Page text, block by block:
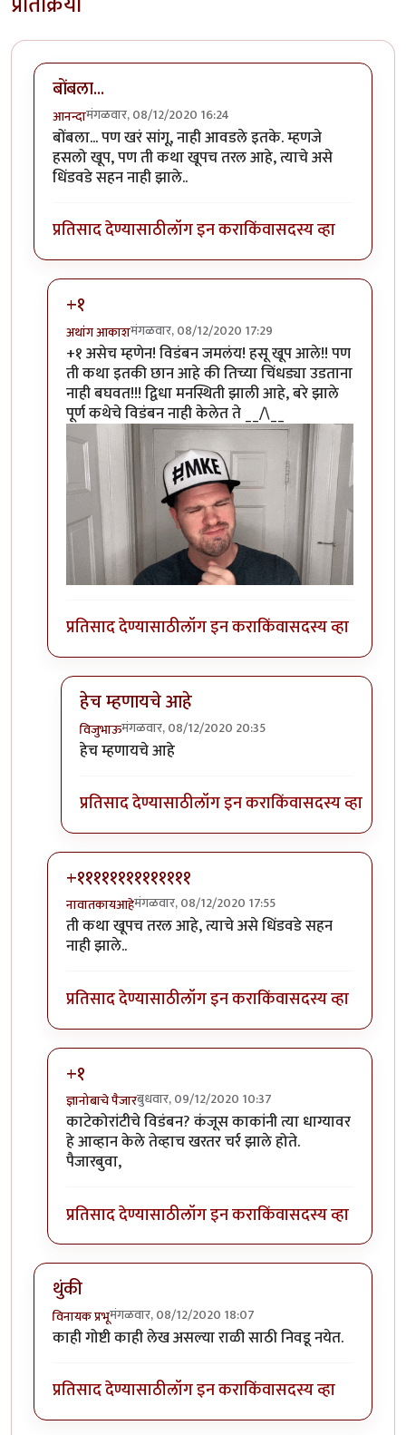
बोंबला...
आनन्दामंगळवार, 08/12/2020 16:24
बोंबला... पण खरं सांगू, नाही आवडले इतके. म्हणजे
हसलो खूप, पण ती कथा खूपच तरल आहे, त्याचे असे
धिंडवडे सहन नाही झाले..
प्रतिसाद देण्यासाठीलॉग इन कराकिंवासदस्य व्हा
+१
अथांग आकाशमंगळवार, 08/12/2020 17:29
In reply toबोंबला...byआनन्दा
+१ असेच म्हणेन! विडंबन जमलंय! हसू खूप आले!! पण
ती कथा इतकी छान आहे की तिच्या चिंधड्या उडताना
नाही बघवत!!! द्विधा मनस्थिती झाली आहे, बरे झाले
पूर्ण कथेचे विडंबन नाही केलेत ते __/\__
प्रतिसाद देण्यासाठीलॉग इन कराकिंवासदस्य व्हा
हेच म्हणायचे आहे
विजुभाऊमंगळवार, 08/12/2020 20:35
In reply to+१by
हेच म्हणायचे आहे
प्रतिसाद देण्यासाठीलॉग इन कराकिंवासदस्य व्हा
+११११११११११११११
नावातकायआहेमंगळवार, 08/12/2020 17:55
In reply toबोंबला...byआनन्दा
ती कथा खूपच तरल आहे, त्याचे असे धिंडवडे सहन
नाही झाले..
प्रतिसाद देण्यासाठीलॉग इन कराकिंवासदस्य व्हा
+१
ज्ञानोबाचे पैजारबुधवार, 09/12/2020 10:37
In reply toबोंबला...byआनन्दा
काटेकोरांटीचे विडंबन? कंजूस काकांनी त्या धाग्यावर
हे आव्हान केले तेव्हाच खरतर चर्र झाले होते.
पैजारबुवा,
प्रतिसाद देण्यासाठीलॉग इन कराकिंवासदस्य व्हा
थुंकी
विनायक प्रभूमंगळवार, 08/12/2020 18:07
काही गोष्टी काही लेख असल्या राळी साठी निवडू नयेत.
प्रतिसाद देण्यासाठीलॉग इन कराकिंवासदस्य व्हा